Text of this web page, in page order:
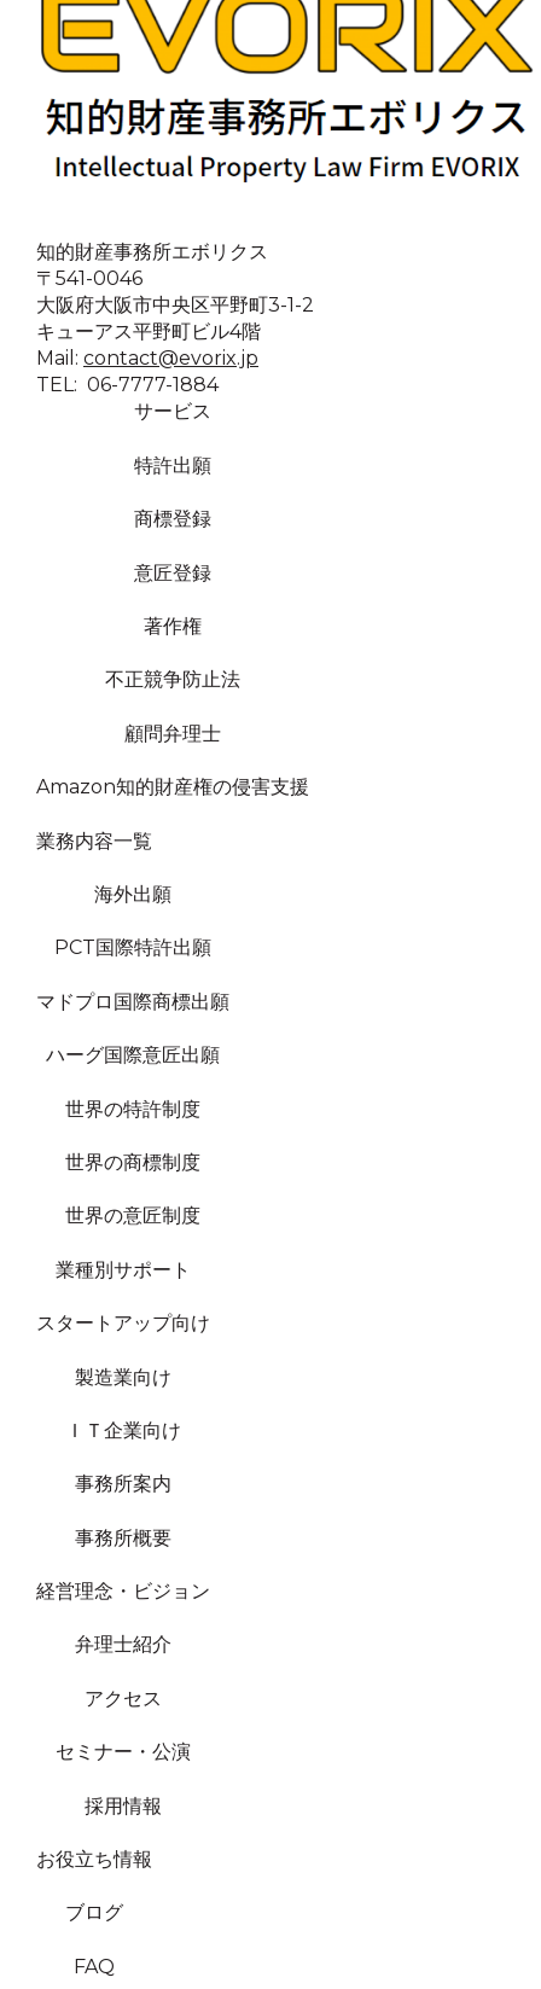
知的財産事務所エボリクス
〒541-0046
大阪府大阪市中央区平野町3-1-2
キューアス平野町ビル4階
Mail: contact@evorix.jp
TEL: 06-7777-1884
サービス
特許出願
商標登録
意匠登録
著作権
不正競争防止法
顧問弁理士
Amazon知的財産権の侵害支援
業務内容一覧
海外出願
PCT国際特許出願
マドプロ国際商標出願
ハーグ国際意匠出願
世界の特許制度
世界の商標制度
世界の意匠制度
業種別サポート
スタートアップ向け
製造業向け
ＩＴ企業向け
事務所案内
事務所概要
経営理念・ビジョン
弁理士紹介
アクセス
セミナー・公演
採用情報
お役立ち情報
ブログ
FAQ